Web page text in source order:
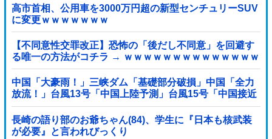
高市首相、公用車を3000万円超の新型センチュリーSUV
に変更ｗｗｗｗｗｗｗ
【不同意性交罪改正】恐怖の「後だし不同意」を回避す
る唯一の方法がコチラ → ｗｗｗｗｗｗｗｗｗｗｗｗｗｗ
ｗｗ
中国「大豪雨！」三峡ダム「基礎部分破損」中国「全力
放流！」台風13号「中国上陸予測」台風15号「中国接近
（画像」中国「台風同時上陸！（穀物生産が壊滅危機」
→
長崎の語り部のお爺ちゃん(84)、学生に『日本も核武装
が必要』と言われびっくり